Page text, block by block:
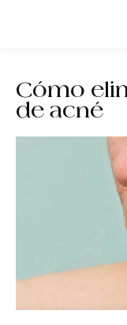
Cómo
de acné